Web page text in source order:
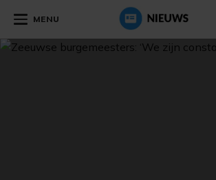
MENU